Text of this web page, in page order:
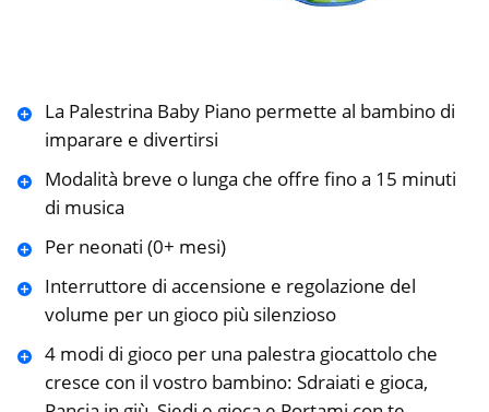
La Palestrina Baby Piano permette al bambino di
imparare e divertirsi
Modalità breve o lunga che offre fino a 15 minuti
di musica
Per neonati (0+ mesi)
Interruttore di accensione e regolazione del
volume per un gioco più silenzioso
4 modi di gioco per una palestra giocattolo che
cresce con il vostro bambino: Sdraiati e gioca,